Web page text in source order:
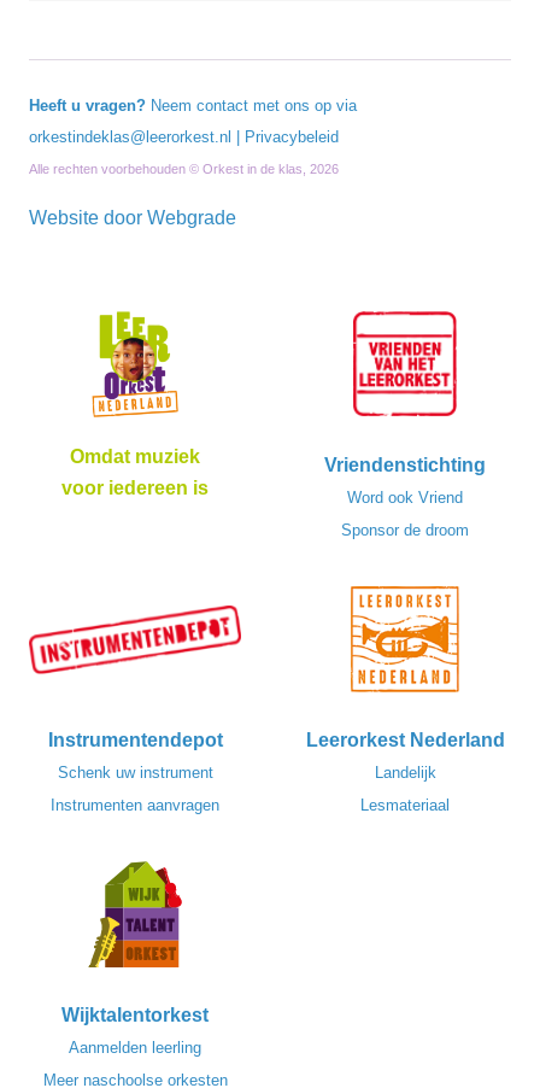
Omdat muziek
voor iedereen is
Vriendenstichting
Word ook Vriend
Sponsor de droom
Instrumentendepot
Schenk uw instrument
Instrumenten aanvragen
Leerorkest Nederland
Landelijk
Lesmateriaal
Wijktalentorkest
Aanmelden leerling
Meer naschoolse orkesten
Heeft u vragen? Neem contact met ons op via
orkestindeklas@leerorkest.nl
Privacybeleid
Alle rechten voorbehouden © Orkest in de klas, 2026
Website door Webgrade